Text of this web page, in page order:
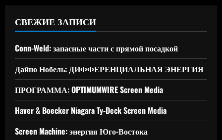
СВЕЖИЕ ЗАПИСИ
Conn-Weld: запасные части с прямой посадкой
Дайно Нобель: ДИФФЕРЕНЦИАЛЬНАЯ ЭНЕРГИЯ
ПРОГРАММА: OPTIMUMWIRE Screen Media
Haver & Boecker Niagara Ty-Deck Screen Media
Screen Machine: энергия Юго-Востока